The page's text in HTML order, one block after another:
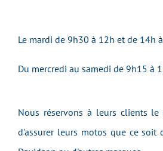
Le mardi de 9h30 à 12h et de 14h
Du mercredi au samedi de 9h15 à
Nous réservons à leurs clients
d'assurer leurs motos que ce soit